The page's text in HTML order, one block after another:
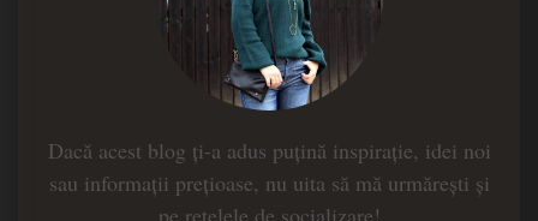
Dacă acest blog ți-a adus puțină inspirație, idei noi
sau informații prețioase, nu uita să mă urmărești și
pe rețelele de socializare!